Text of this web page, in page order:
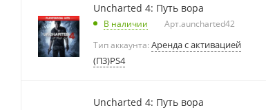
Uncharted 4: Путь вора
В наличии Арт.auncharted42
Тип аккаунта: Аренда с активацией
(П3)PS4
Uncharted 4: Путь вора